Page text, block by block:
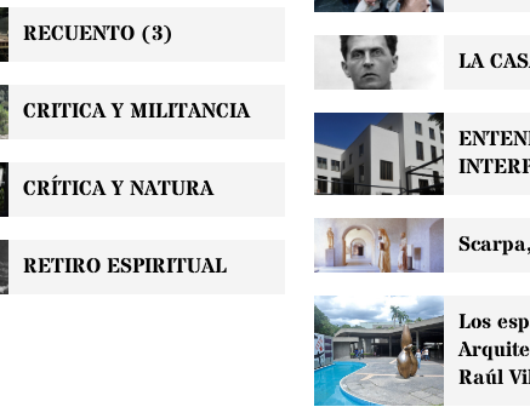
RECUENTO (3)
CRITICA Y MILITANCIA
CRÍTICA Y NATURA
RETIRO ESPIRITUAL
LA
Los
Raúl